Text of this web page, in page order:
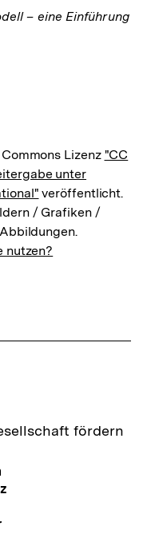
– eine Einführung
Lizenz "CC
unter
veröffentlicht.
/ Grafiken /
nutzen?
fördern